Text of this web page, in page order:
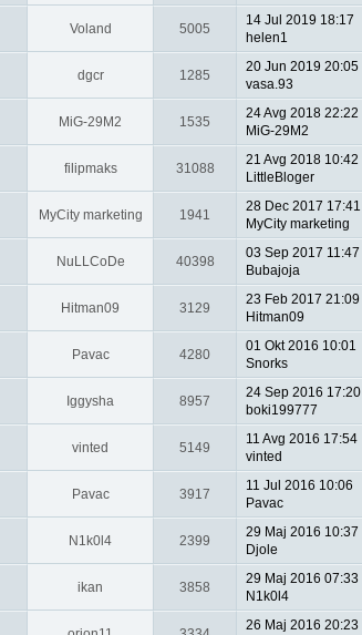
Voland 5005
14 Jul 2019 18:17
helen1
dgcr 1285
20 Jun 2019 20:05
vasa.93
MiG-29M2 1535
24 Avg 2018 22:22
MiG-29M2
filipmaks 31088
21 Avg 2018 10:42
LittleBloger
MyCity marketing 1941
28 Dec 2017 17:41
MyCity marketing
NuLLCoDe 40398
03 Sep 2017 11:47
Bubajoja
Hitman09 3129
23 Feb 2017 21:09
Hitman09
Pavac 4280
01 Okt 2016 10:01
Snorks
Iggysha 8957
24 Sep 2016 17:20
boki199777
vinted 5149
11 Avg 2016 17:54
vinted
Pavac 3917
11 Jul 2016 10:06
Pavac
N1k0l4 2399
29 Maj 2016 10:37
Djole
ikan 3858
29 Maj 2016 07:33
N1k0l4
26 Maj 2016 20:23